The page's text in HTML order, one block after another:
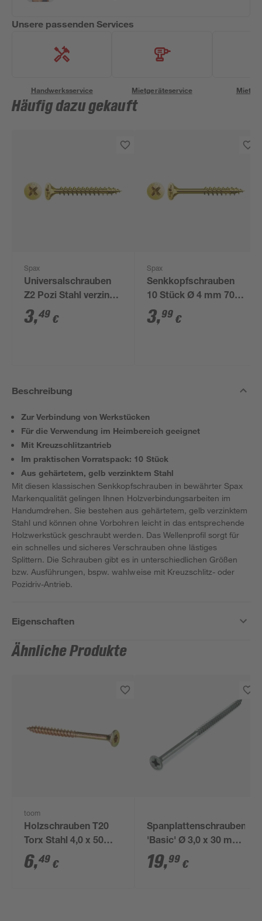
Unsere passenden Services
Handwerksservice Mietgeräteservice
Häufig dazu gekauft
Spax
Universalschrauben
Z2 Pozi Stahl verzinkt
4,0 x 50 mm 10 Stück
3,49 €
Spax
Senkkopfschrauben
10 Stück Ø 4 mm 70
mm
3,99 €
Beschreibung
Zur Verbindung von Werkstücken
Für die Verwendung im Heimbereich geeignet
Mit Kreuzschlitzantrieb
Im praktischen Vorratspack: 10 Stück
Aus gehärtetem, gelb verzinktem Stahl
Mit diesen klassischen Senkkopfschrauben in bewährter Spax
Markenqualität gelingen Ihnen Holzverbindungsarbeiten im
Handumdrehen. Sie bestehen aus gehärtetem, gelb verzinktem
Stahl und können ohne Vorbohren leicht in das entsprechende
Holzwerkstück geschraubt werden. Das Wellenprofil sorgt für
ein schnelles und sicheres Verschrauben ohne lästiges
Splittern. Die Schrauben gibt es in unterschiedlichen Größen
bzw. Ausführungen, bspw. wahlweise mit Kreuzschlitz- oder
Pozidriv-Antrieb.
Eigenschaften
Ähnliche Produkte
toom
Holzschrauben T20
Torx Stahl 4,0 x 50
mm 50 Stück
6,49 €
Spanplattenschrauben
'Basic' Ø 3,0 x 30 mm
A2 PZ1 300 Stück
19,99 €